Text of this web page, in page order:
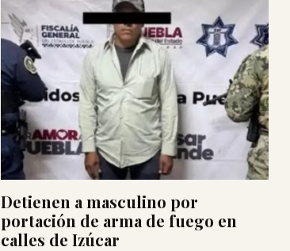
Detienen a masculino por
portación de arma de fuego en
calles de Izúcar